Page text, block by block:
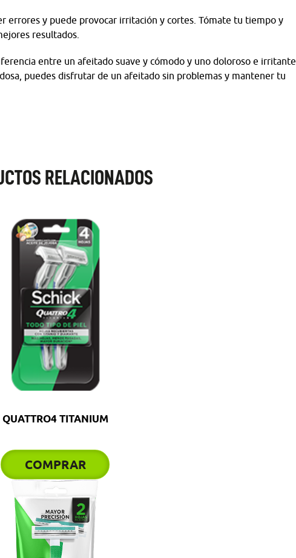
errores y puede provocar irritación y cortes. Tómate tu tiempo y
resultados.
entre un afeitado suave y cómodo y uno doloroso e irritante.
puedes disfrutar de un afeitado sin problemas y mantener tu
RELACIONADOS
QUATTRO4 TITANIUM
COMPRAR